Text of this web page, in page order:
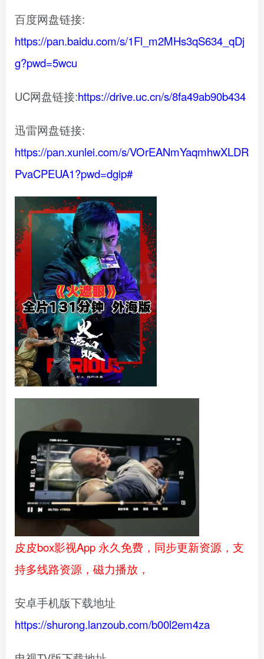
百度网盘链接:
https://pan.baidu.com/s/1Fl_m2MHs3qS634_qDj
g?pwd=5wcu
UC网盘链接:https://drive.uc.cn/s/8fa49ab90b434
迅雷网盘链接:
https://pan.xunlei.com/s/VOrEANmYaqmhwXLDR
PvaCPEUA1?pwd=dgip#
皮皮box影视App 永久免费，同步更新资源，支
持多线路资源，磁力播放，
安卓手机版下载地址
https://shurong.lanzoub.com/b00l2em4za